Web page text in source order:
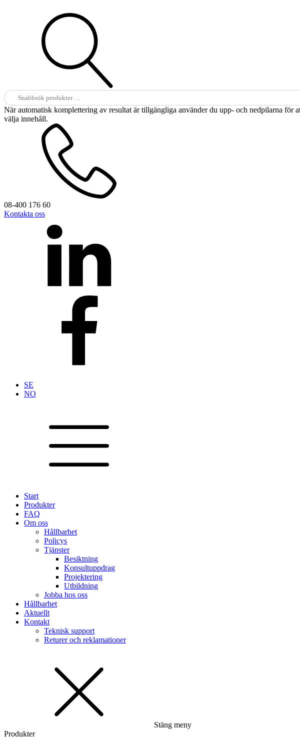
Sök
efter:
När automatisk komplettering av resultat är tillgängliga använder du upp- och nedpilarna för
välja innehåll.
08-400 176 60
Kontakta oss
SE
NO
Start
Produkter
FAQ
Om oss
Hållbarhet
Policys
Tjänster
Besiktning
Konsultuppdrag
Projektering
Utbildning
Jobba hos oss
Hållbarhet
Aktuellt
Kontakt
Teknisk support
Returer och reklamationer
Stäng meny
Produkter